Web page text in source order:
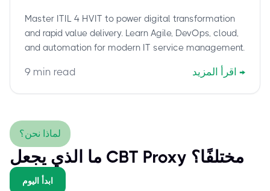
Master ITIL 4 HVIT to power digital transformation
and rapid value delivery. Learn Agile, DevOps, cloud,
and automation for modern IT service management.
9 min read اقرأ المزيد →
لماذا نحن؟
ما الذي يجعل CBT Proxy مختلفًا؟
ابدأ اليوم